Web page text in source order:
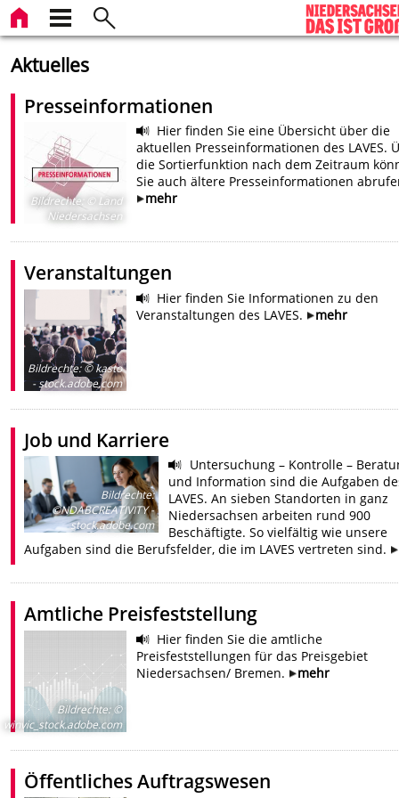
Aktuelles
Presseinformationen
Bildrechte: © Land
Niedersachsen
Hier finden Sie eine Übersicht über die
aktuellen Presseinformationen des LAVES.
die Sortierfunktion nach dem Zeitraum
Sie auch ältere Presseinformationen
mehr
Veranstaltungen
Bildrechte:© kasto
- stock.adobe.com
Hier finden Sie Informationen zu den
Veranstaltungen des LAVES.
mehr
Job und Karriere
Bildrechte:
©NDABCREATIVITY -
stock.adobe.com
Untersuchung – Kontrolle –
und Information sind die Aufgaben
LAVES. An sieben Standorten in ganz
Niedersachsen arbeiten rund 900
Beschäftigte. So vielfältig wie unsere
Aufgaben sind die Berufsfelder, die im LAVES vertreten sind.
Amtliche Preisfeststellung
Bildrechte:©
winvic_stock.adobe.com
Hier finden Sie die amtliche
Preisfeststellungen für das Preisgebiet
Niedersachsen/ Bremen.
mehr
Öffentliches Auftragswesen